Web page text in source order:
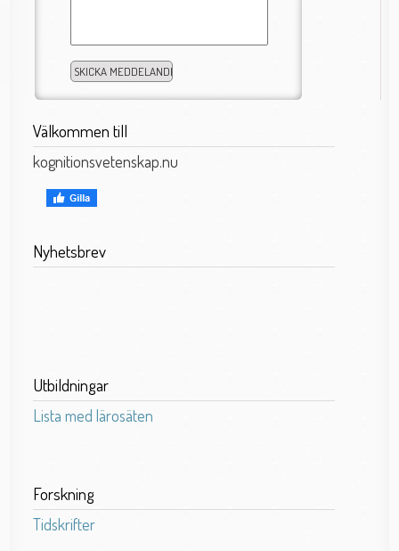
Välkommen till
kognitionsvetenskap.nu
Nyhetsbrev
Utbildningar
Lista med lärosäten
Forskning
Tidskrifter